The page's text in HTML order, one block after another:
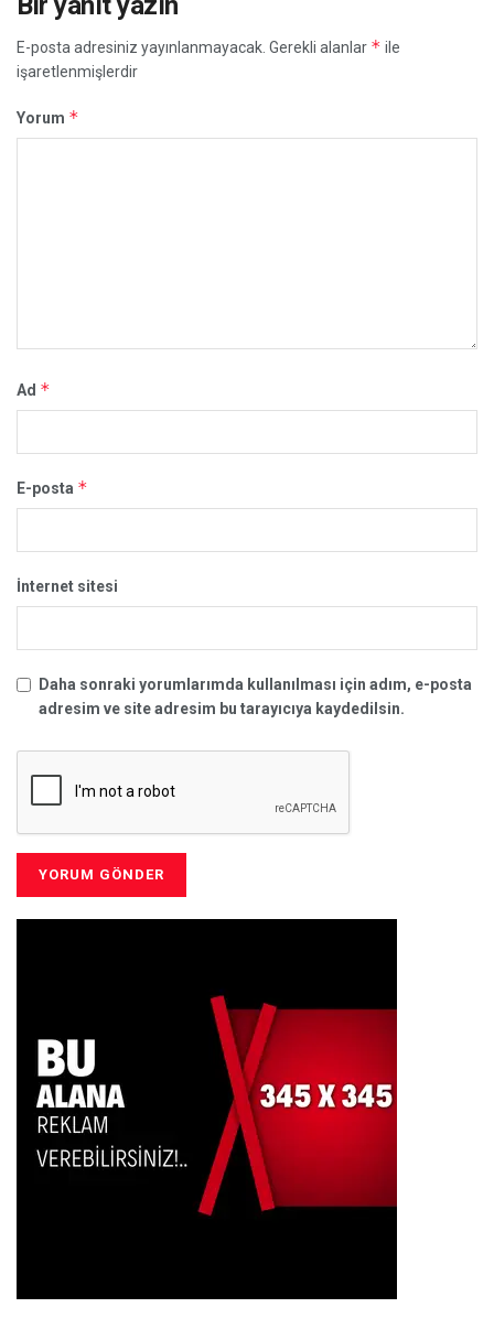
E-posta adresiniz yayınlanmayacak. Gerekli alanlar * ile
işaretlenmişlerdir
Yorum *
Ad *
E-posta *
İnternet sitesi
Daha sonraki yorumlarımda kullanılması için adım, e-posta
adresim ve site adresim bu tarayıcıya kaydedilsin.